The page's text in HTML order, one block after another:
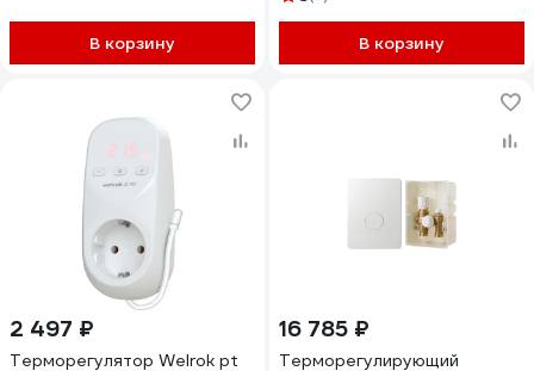
В корзину В корзину
2 497 ₽
Терморегулятор Welrok pt
16 785 ₽
Терморегулирующий